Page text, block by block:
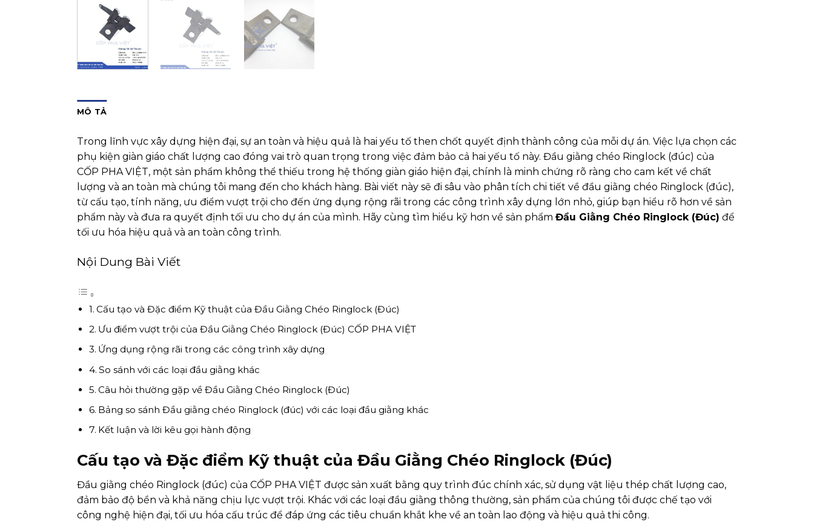
MÔ TẢ
Trong lĩnh vực xây dựng hiện đại, sự an toàn và hiệu quả là hai yếu tố then chốt quyết định thành công của mỗi dự án. Việc lựa chọn các
phụ kiện giàn giáo chất lượng cao đóng vai trò quan trọng trong việc đảm bảo cả hai yếu tố này. Đầu giằng chéo Ringlock (đúc) của
CỐP PHA VIỆT, một sản phẩm không thể thiếu trong hệ thống giàn giáo hiện đại, chính là minh chứng rõ ràng cho cam kết về chất
lượng và an toàn mà chúng tôi mang đến cho khách hàng. Bài viết này sẽ đi sâu vào phân tích chi tiết về đầu giằng chéo Ringlock (đúc),
từ cấu tạo, tính năng, ưu điểm vượt trội cho đến ứng dụng rộng rãi trong các công trình xây dựng lớn nhỏ, giúp bạn hiểu rõ hơn về sản
phẩm này và đưa ra quyết định tối ưu cho dự án của mình. Hãy cùng tìm hiểu kỹ hơn về sản phẩm Đầu Giằng Chéo Ringlock (Đúc) để
tối ưu hóa hiệu quả và an toàn công trình.
Nội Dung Bài Viết
Cấu tạo và Đặc điểm Kỹ thuật của Đầu Giằng Chéo Ringlock (Đúc)
Ưu điểm vượt trội của Đầu Giằng Chéo Ringlock (Đúc) CỐP PHA VIỆT
Ứng dụng rộng rãi trong các công trình xây dựng
So sánh với các loại đầu giằng khác
Câu hỏi thường gặp về Đầu Giằng Chéo Ringlock (Đúc)
Bảng so sánh Đầu giằng chéo Ringlock (đúc) với các loại đầu giằng khác
Kết luận và lời kêu gọi hành động
Cấu tạo và Đặc điểm Kỹ thuật của Đầu Giằng Chéo Ringlock (Đúc)
Đầu giằng chéo Ringlock (đúc) của CỐP PHA VIỆT được sản xuất bằng quy trình đúc chính xác, sử dụng vật liệu thép chất lượng cao,
đảm bảo độ bền và khả năng chịu lực vượt trội. Khác với các loại đầu giằng thông thường, sản phẩm của chúng tôi được chế tạo với
công nghệ hiện đại, tối ưu hóa cấu trúc để đáp ứng các tiêu chuẩn khắt khe về an toàn lao động và hiệu quả thi công.